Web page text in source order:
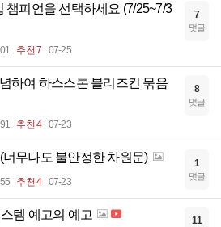
챔피언을 선택하세요 (7/25~7/3
추천 7 07-25
7
댓글
하여 하스스톤 블리즈컨 묶음
추천 4 07-23
8
댓글
무나도 불안정한 차원문)
추천 4 07-23
1
댓글
템 예고의 예고 11